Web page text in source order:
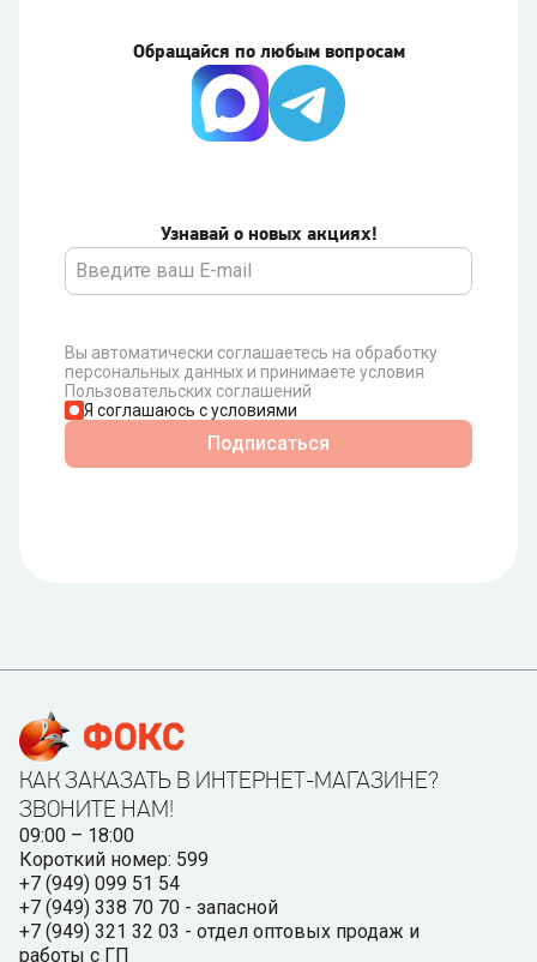
Узнавай о новых акциях!
Вы автоматически соглашаетесь на обработку
персональных данных и принимаете условия
Пользовательских соглашений
Я соглашаюсь с условиями
Подписаться
Обращайся по любым вопросам
КАК ЗАКАЗАТЬ В ИНТЕРНЕТ-МАГАЗИНЕ?
ЗВОНИТЕ НАМ!
09:00 – 18:00
Короткий номер: 599
+7 (949) 099 51 54
+7 (949) 338 70 70 - запасной
+7 (949) 321 32 03 - отдел оптовых продаж и
работы с ГП